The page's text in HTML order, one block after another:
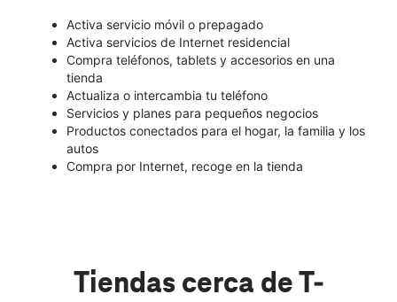
Activa servicio móvil o prepagado
Activa servicios de Internet residencial
Compra teléfonos, tablets y accesorios en una
tienda
Actualiza o intercambia tu teléfono
Servicios y planes para pequeños negocios
Productos conectados para el hogar, la familia y los
autos
Compra por Internet, recoge en la tienda
Tiendas cerca de T-